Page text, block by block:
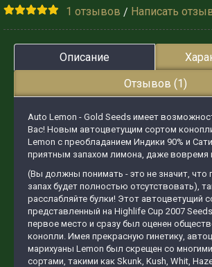
1 отзывов / Написать
Описание
Отзывов (1)
Auto Lemon - Gold Seeds имеет
Вас! Новым автоцветущим сортом
Lemon с преобладанием Индики 90% и
приятным запахом лимона, даже вовремя
(Вы должны понимать - это не значит, что
запах будет полностью отсутствовать),
расслабляйте булки! Этот автоцветущий
представленный на Highlife Cup 2007
первое место и сразу был оценен
конопли. Имея прекрасную гинетику,
марихуаны Lemon был скрещен со
сортами, такими как Skunk, Kush, Whit,